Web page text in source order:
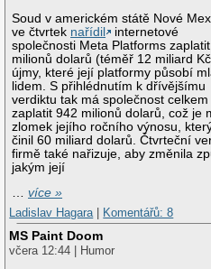
Soud v americkém státě Nové
ve čtvrtek nařídil
internetové
společnosti Meta Platforms
milionů dolarů (téměř 12 miliard
újmy, které její platformy působí
lidem. S přihlédnutím k dřívějšímu
verdiktu tak má společnost celkem
zaplatit 942 milionů dolarů, což je
zlomek jejího ročního výnosu,
činil 60 miliard dolarů. Čtvrteční
firmě také nařizuje, aby změnila
jakým její
…více »
Ladislav Hagara
Komentářů: 8
MS Paint Doom
včera 12:44 | Humor